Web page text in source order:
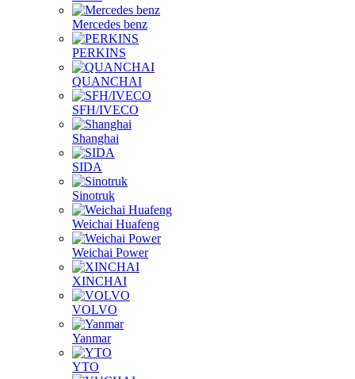
Mercedes benz
PERKINS
QUANCHAI
SFH/IVECO
Shanghai
SIDA
Sinotruk
Weichai Huafeng
Weichai Power
XINCHAI
VOLVO
Yanmar
YTO